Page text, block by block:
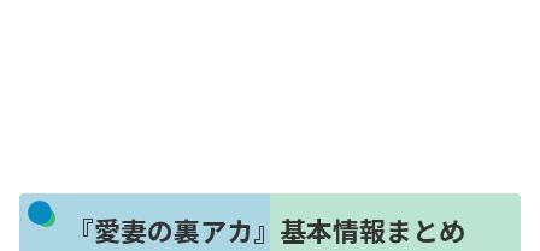
『愛妻の裏アカ』基本情報まとめ